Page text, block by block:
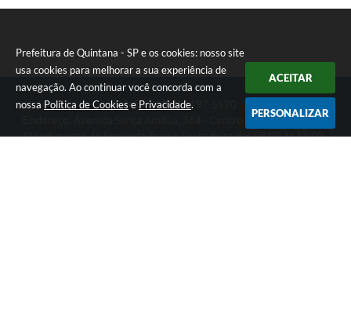
Prefeitura de Quintana - SP e os cookies: nosso site
usa cookies para melhorar a sua experiência de
navegação. Ao continuar você concorda com a
nossa Política de Cookies e Privacidade.
ACEITAR
PERSONALIZAR
Telefone: (14) 3197-5520
Endereço: Avenida Santa Amélia, 364 - Centro | CEP: 17670-003
Atendimento de Segunda-feira a Sexta-feira das 08:00 às 11:00 -